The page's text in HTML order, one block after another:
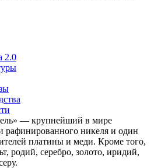
2.0
— крупнейший в мире
рафинированного никеля и один
платины и меди. Кроме того,
родий, серебро, золото, иридий,